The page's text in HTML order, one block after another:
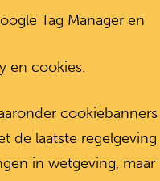
Tag Manager en
en cookies.
cookiebanners
de laatste regelgeving
in wetgeving, maar